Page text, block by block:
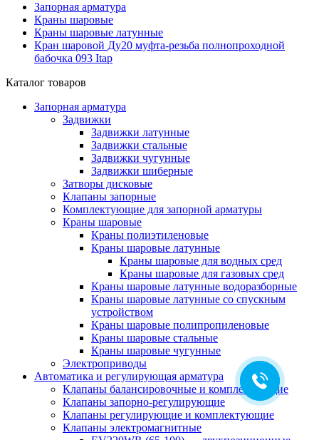
Запорная арматура
Краны шаровые
Краны шаровые латунные
Кран шаровой Ду20 муфта-резьба полнопроходной
бабочка 093 Itap
Каталог товаров
Запорная арматура
Задвижки
Задвижки латунные
Задвижки стальные
Задвижки чугунные
Задвижки шиберные
Затворы дисковые
Клапаны запорные
Комплектующие для запорной арматуры
Краны шаровые
Краны полиэтиленовые
Краны шаровые латунные
Краны шаровые для водных сред
Краны шаровые для газовых сред
Краны шаровые латунные водоразборные
Краны шаровые латунные со спускным
устройством
Краны шаровые полипропиленовые
Краны шаровые стальные
Краны шаровые чугунные
Электроприводы
Автоматика и регулирующая арматура
Клапаны балансировочные и комплектующие
Клапаны запорно-регулирующие
Клапаны регулирующие и комплектующие
Клапаны электромагнитные